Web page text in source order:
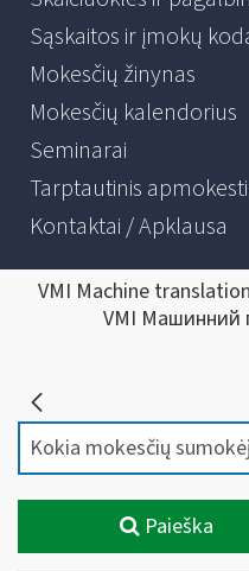
Sąskaitos ir įmokų
Mokesčių žinynas
Mokesčių kalendorius
Seminarai
Tarptautinis
Kontaktai / Apklausa
VMI Machine
VMI Машинний
Paieška